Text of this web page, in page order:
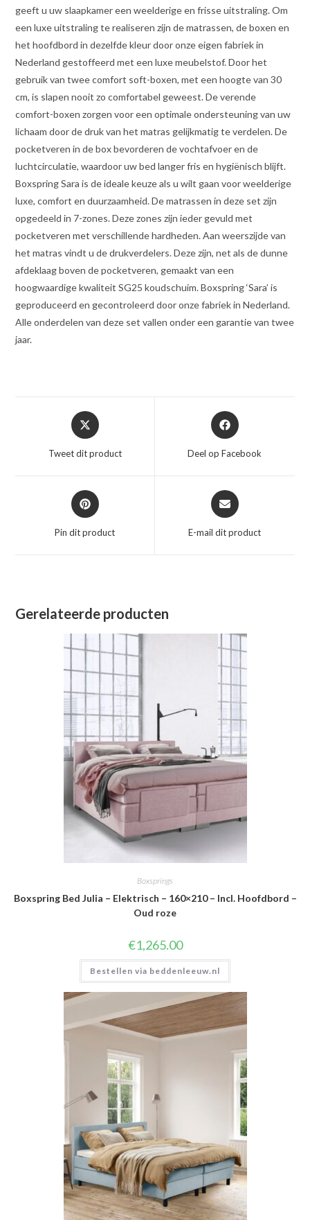
geeft u uw slaapkamer een weelderige en frisse uitstraling. Om
een luxe uitstraling te realiseren zijn de matrassen, de boxen en
het hoofdbord in dezelfde kleur door onze eigen fabriek in
Nederland gestoffeerd met een luxe meubelstof. Door het
gebruik van twee comfort soft-boxen, met een hoogte van 30
cm, is slapen nooit zo comfortabel geweest. De verende
comfort-boxen zorgen voor een optimale ondersteuning van uw
lichaam door de druk van het matras gelijkmatig te verdelen. De
pocketveren in de box bevorderen de vochtafvoer en de
luchtcirculatie, waardoor uw bed langer fris en hygiënisch blijft.
Boxspring Sara is de ideale keuze als u wilt gaan voor weelderige
luxe, comfort en duurzaamheid. De matrassen in deze set zijn
opgedeeld in 7-zones. Deze zones zijn ieder gevuld met
pocketveren met verschillende hardheden. Aan weerszijde van
het matras vindt u de drukverdelers. Deze zijn, net als de dunne
afdeklaag boven de pocketveren, gemaakt van een
hoogwaardige kwaliteit SG25 koudschuim. Boxspring ‘Sara’ is
geproduceerd en gecontroleerd door onze fabriek in Nederland.
Alle onderdelen van deze set vallen onder een garantie van twee
jaar.
Opent
in
nieuw
Tweet dit product
Opent
in
nieuw
Deel op Facebook
Opent
in
nieuw
Pin dit product
Opent
in
nieuw
E-mail dit product
Gerelateerde producten
Boxsprings
Boxspring Bed Julia – Elektrisch – 160×210 – Incl. Hoofdbord –
Oud roze
€1,265.00
Bestellen via beddenleeuw.nl